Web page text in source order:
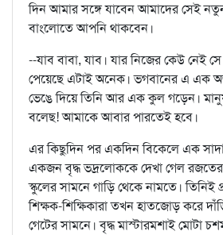
দিন আমার সঙ্গে যাবেন আমাদের সেই
বাংলোতে আপনি থাকবেন।
--যাব বাবা, যাব। যার নিজের কেউ নেই
পেয়েছে এটাই অনেক। ভগবানের এ এক
ভেঙে দিয়ে তিনি আর এক কুল গড়েন।
বলেছ! আমাকে আবার পারতেই হবে।
এর কিছুদিন পর একদিন বিকেলে এক সাদা
একজন বৃদ্ধ ভদ্রলোককে দেখা গেল রজতের
স্কুলের সামনে গাড়ি থেকে নামতে। তিনিই
শিক্ষক-শিক্ষিকারা তখন হাতজোড় করে
গেটের সামনে। বৃদ্ধ মাস্টারমশাই মোটা